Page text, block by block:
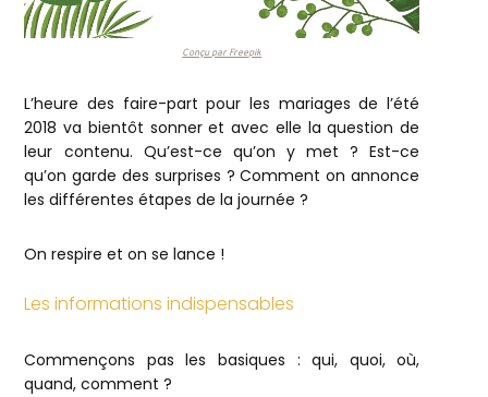
Conçu par Freepik
L’heure des faire-part pour les mariages de l’été
2018 va bientôt sonner et avec elle la question de
leur contenu. Qu’est-ce qu’on y met ? Est-ce
qu’on garde des surprises ? Comment on annonce
les différentes étapes de la journée ?
On respire et on se lance !
Les informations indispensables
Commençons pas les basiques : qui, quoi, où,
quand, comment ?